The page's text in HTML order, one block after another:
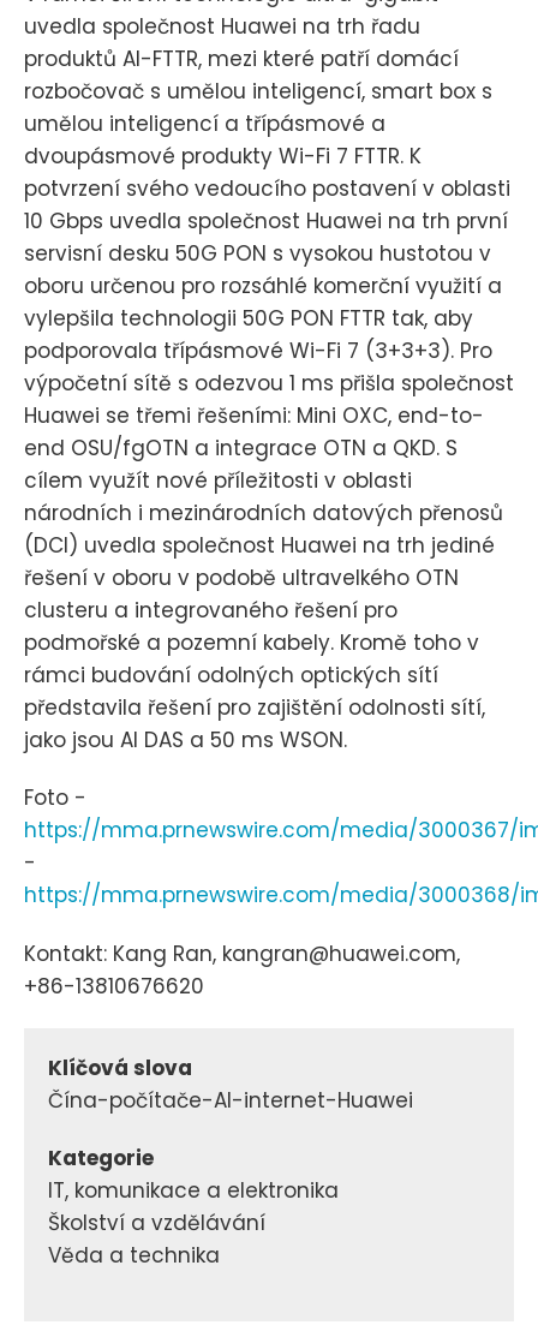
uvedla společnost Huawei na trh řadu
produktů AI-FTTR, mezi které patří domácí
rozbočovač s umělou inteligencí, smart box s
umělou inteligencí a třípásmové a
dvoupásmové produkty Wi-Fi 7 FTTR. K
potvrzení svého vedoucího postavení v oblasti
10 Gbps uvedla společnost Huawei na trh první
servisní desku 50G PON s vysokou hustotou v
oboru určenou pro rozsáhlé komerční využití a
vylepšila technologii 50G PON FTTR tak, aby
podporovala třípásmové Wi-Fi 7 (3+3+3). Pro
výpočetní sítě s odezvou 1 ms přišla společnost
Huawei se třemi řešeními: Mini OXC, end-to-
end OSU/fgOTN a integrace OTN a QKD. S
cílem využít nové příležitosti v oblasti
národních i mezinárodních datových přenosů
(DCI) uvedla společnost Huawei na trh jediné
řešení v oboru v podobě ultravelkého OTN
clusteru a integrovaného řešení pro
podmořské a pozemní kabely. Kromě toho v
rámci budování odolných optických sítí
představila řešení pro zajištění odolnosti sítí,
jako jsou AI DAS a 50 ms WSON.
Foto -
https://mma.prnewswire.com/media/3000367/
-
https://mma.prnewswire.com/media/3000368/
Kontakt: Kang Ran, kangran@huawei.com,
+86-13810676620
Klíčová slova
Čína-počítače-AI-internet-Huawei
Kategorie
IT, komunikace a elektronika
Školství a vzdělávání
Věda a technika